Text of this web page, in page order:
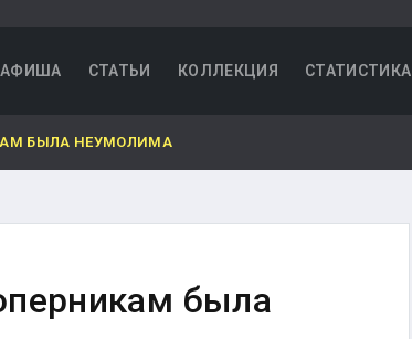
АФИША СТАТЬИ КОЛЛЕКЦИЯ СТАТИСТИКА
БЫЛА НЕУМОЛИМА
была